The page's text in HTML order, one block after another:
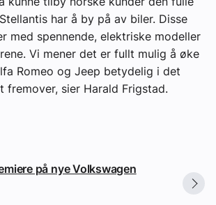
har å by på av biler. Disse
med spennende, elektriske modeller
Vi mener det er fullt mulig å øke
Romeo og Jeep betydelig i det
fremover, sier Harald Frigstad.
på nye Volkswagen